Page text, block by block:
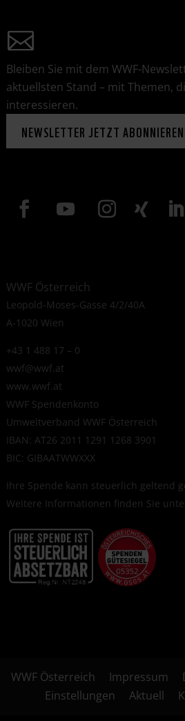
Bleiben Sie mit dem WWF-
aktuellsten Stand – mit Themen,
interessieren.
NEWSLETTER JETZT
WWF Österreich
Leopold-Moses-Gasse 4/2/40A
A-1020 Wien
+43 1 488 17 – 0
wwf@wwf.at
www.wwf.at
WWF Spendenkonto
Umweltverband WWF Österreich
IBAN: AT26 2011 1291 1268 3901
BIC: GIBAATWWXXX
Ihre Spende kann steuerlich geltend
Weitere Informationen finden Sie
WWF Österreich Impressum
Einstellungen
Aktuell